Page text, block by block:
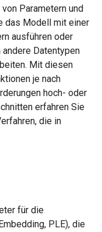
Parametern und
das Modell mit einer
ausführen oder
Datentypen
Mit diesen
je nach
hoch- oder
erfahren Sie
die in
für die
PLE), die